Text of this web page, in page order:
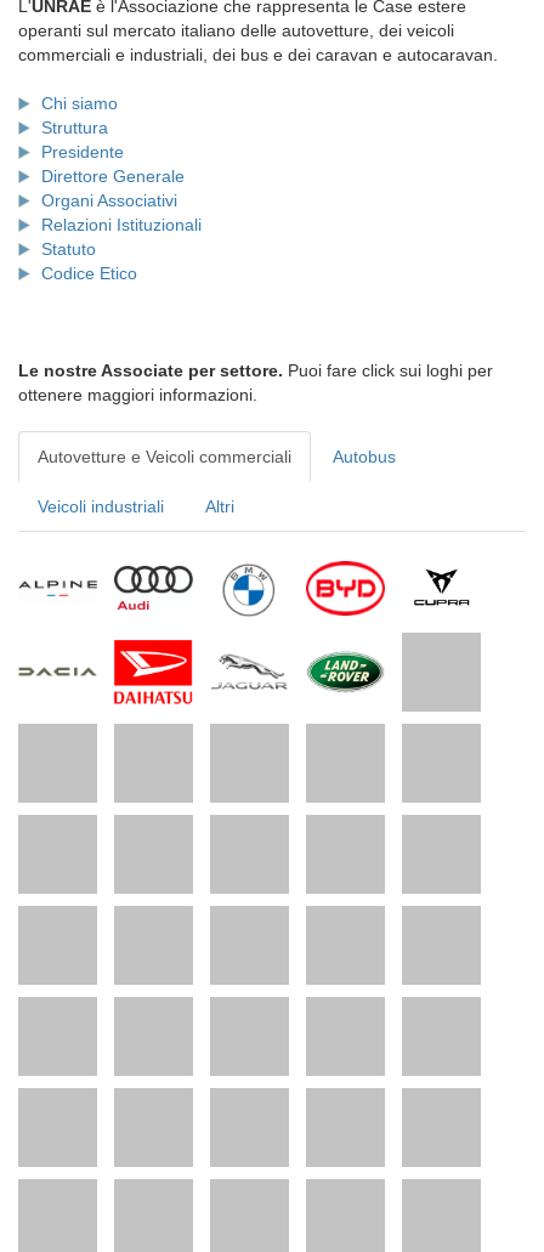
L'UNRAE è l'Associazione che rappresenta le Case estere
operanti sul mercato italiano delle autovetture, dei veicoli
commerciali e industriali, dei bus e dei caravan e autocaravan.
Chi siamo
Struttura
Presidente
Direttore Generale
Organi Associativi
Relazioni Istituzionali
Statuto
Codice Etico
Le nostre Associate per settore. Puoi fare click sui loghi per
ottenere maggiori informazioni.
Autovetture e Veicoli commerciali Autobus
Veicoli industriali Altri